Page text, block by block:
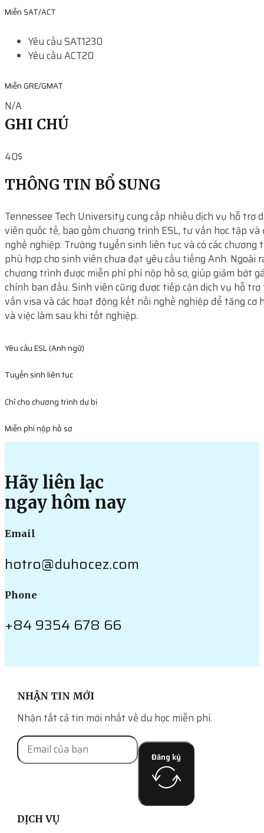
Miễn SAT/ACT
Yêu cầu SAT1230
Yêu cầu ACT20
Miễn GRE/GMAT
N/A
THÔNG TIN BỔ SUNG
Tennessee Tech University cung cấp nhiều dịch vụ hỗ trợ
viên quốc tế, bao gồm chương trình ESL, tư vấn học tập
nghề nghiệp. Trường tuyển sinh liên tục và có các chương
phù hợp cho sinh viên chưa đạt yêu cầu tiếng Anh. Ngoài
chương trình được miễn phí phí nộp hồ sơ, giúp giảm bớt
chính ban đầu. Sinh viên cũng được tiếp cận dịch vụ hỗ
vấn visa và các hoạt động kết nối nghề nghiệp để tăng cơ
và việc làm sau khi tốt nghiệp.
Yêu cầu ESL (Anh ngữ)
Tuyển sinh liên tục
Chỉ cho chương trình dự bị
Miễn phí nộp hồ sơ
GHI CHÚ
40$
Hãy liên lạc
ngay hôm nay
Email
hotro@duhocez.com
Phone
+84 9354 678 66
NHẬN TIN MỚI
Nhận tất cả tin mới nhất về du học miễn phí.
Đăng ký
DỊCH VỤ